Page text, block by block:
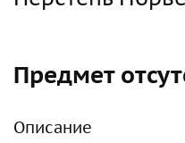
Предмет
Описание